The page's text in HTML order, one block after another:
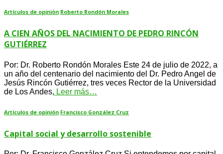
Artículos de opinión Roberto Rondón Morales
A CIEN AÑOS DEL NACIMIENTO DE PEDRO RINCÓN
GUTIÉRREZ
Por: Dr. Roberto Rondón Morales Este 24 de julio de 2022, a
un año del centenario del nacimiento del Dr. Pedro Angel de
Jesús Rincón Gutiérrez, tres veces Rector de la Universidad
de Los Andes, Leer más…
Artículos de opinión Francisco González Cruz
Capital social y desarrollo sostenible